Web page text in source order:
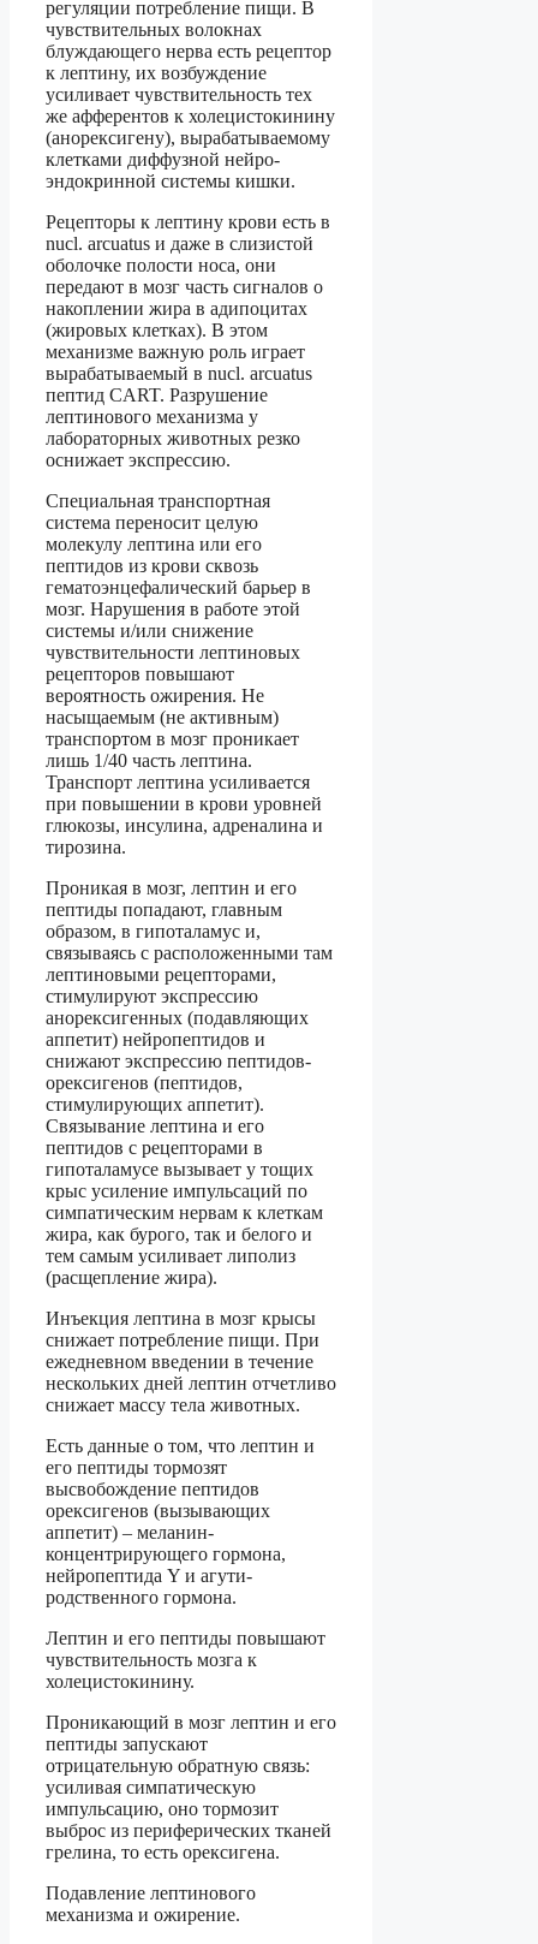
регуляции потребление пищи. В
чувствительных волокнах
блуждающего нерва есть рецептор
к лептину, их возбуждение
усиливает чувствительность тех
же афферентов к холецистокинину
(анорексигену), вырабатываемому
клетками диффузной нейро-
эндокринной системы кишки.
Рецепторы к лептину крови есть в
nucl. аrcuatus и даже в слизистой
оболочке полости носа, они
передают в мозг часть сигналов о
накоплении жира в адипоцитах
(жировых клетках). В этом
механизме важную роль играет
вырабатываемый в nucl. аrcuatus
пептид CART. Разрушение
лептинового механизма у
лабораторных животных резко
оснижает экспрессию.
Специальная транспортная
система переносит целую
молекулу лептина или его
пептидов из крови сквозь
гематоэнцефалический барьер в
мозг. Нарушения в работе этой
системы и/или снижение
чувствительности лептиновых
рецепторов повышают
вероятность ожирения. Не
насыщаемым (не активным)
транспортом в мозг проникает
лишь 1/40 часть лептина.
Транспорт лептина усиливается
при повышении в крови уровней
глюкозы, инсулина, адреналина и
тирозина.
Проникая в мозг, лептин и его
пептиды попадают, главным
образом, в гипоталамус и,
связываясь с расположенными там
лептиновыми рецепторами,
стимулируют экспрессию
анорексигенных (подавляющих
аппетит) нейропептидов и
снижают экспрессию пептидов-
орексигенов (пептидов,
стимулирующих аппетит).
Связывание лептина и его
пептидов с рецепторами в
гипоталамусе вызывает у тощих
крыс усиление импульсаций по
симпатическим нервам к клеткам
жира, как бурого, так и белого и
тем самым усиливает липолиз
(расщепление жира).
Инъекция лептина в мозг крысы
снижает потребление пищи. При
ежедневном введении в течение
нескольких дней лептин отчетливо
снижает массу тела животных.
Есть данные о том, что лептин и
его пептиды тормозят
высвобождение пептидов
орексигенов (вызывающих
аппетит) – меланин-
концентрирующего гормона,
нейропептида Y и агути-
родственного гормона.
Лептин и его пептиды повышают
чувствительность мозга к
холецистокинину.
Проникающий в мозг лептин и его
пептиды запускают
отрицательную обратную связь:
усиливая симпатическую
импульсацию, оно тормозит
выброс из периферических тканей
грелина, то есть орексигена.
Подавление лептинового
механизма и ожирение.